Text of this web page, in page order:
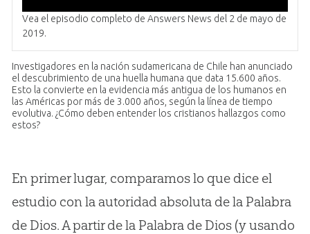
Vea el episodio completo de Answers News del 2 de mayo de
2019.
Investigadores en la nación sudamericana de Chile han anunciado
el descubrimiento de una huella humana que data 15.600 años.
Esto la convierte en la evidencia más antigua de los humanos en
las Américas por más de 3.000 años, según la línea de tiempo
evolutiva. ¿Cómo deben entender los cristianos hallazgos como
estos?
En primer lugar, comparamos lo que dice el
estudio con la autoridad absoluta de la Palabra
de Dios. A partir de la Palabra de Dios (y usando